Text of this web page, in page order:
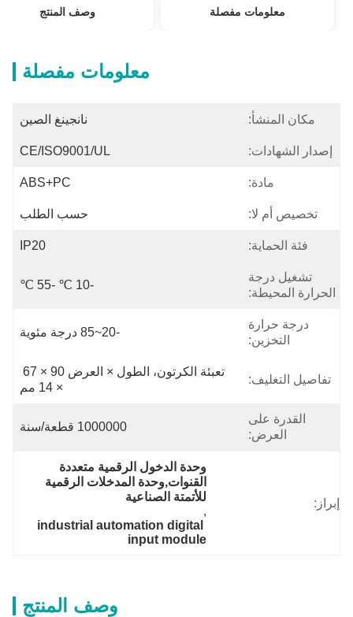
معلومات مفصلة وصف المنتج
معلومات مفصلة
مكان المنشأ: نانجينغ الصين
إصدار الشهادات: CE/ISO9001/UL
مادة: ABS+PC
تخصيص أم لا: حسب الطلب
فئة الحماية: IP20
تشغيل درجة
الحرارة المحيطة:
درجة حرارة
التخزين:
تفاصيل التغليف:
تعبئة الكرتون، الطول × العرض 90 × 67
× 14 مم
القدرة على
العرض:
1000000 قطعة/سنة
إبراز:
وحدة الدخول الرقمية متعددة
القنوات,وحدة المدخلات الرقمية
للأتمتة الصناعية
,
industrial automation digital
input module
وصف المنتج